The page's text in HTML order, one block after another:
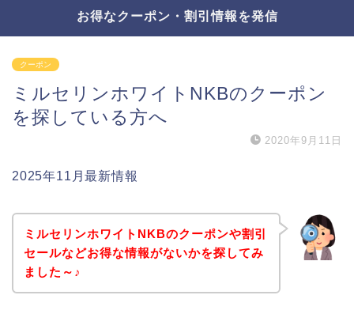
お得なクーポン・割引情報を発信
クーポン
ミルセリンホワイトNKBのクーポン
を探している方へ
2020年9月11日
2025年11月最新情報
ミルセリンホワイトNKBのクーポンや割引
セールなどお得な情報がないかを探してみ
ました～♪